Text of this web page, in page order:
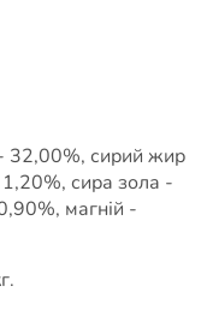
32,00%, сирий жир
сира зола -
магній -